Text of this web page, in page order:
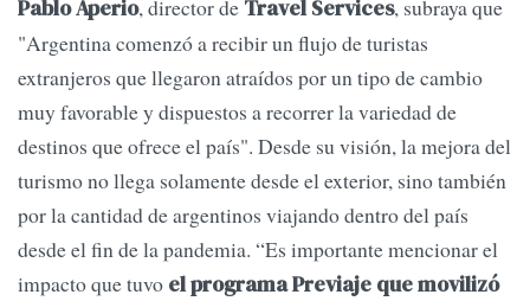
Pablo Aperio, director de Travel Services, subraya que
"Argentina comenzó a recibir un flujo de turistas
extranjeros que llegaron atraídos por un tipo de cambio
muy favorable y dispuestos a recorrer la variedad de
destinos que ofrece el país". Desde su visión, la mejora del
turismo no llega solamente desde el exterior, sino también
por la cantidad de argentinos viajando dentro del país
desde el fin de la pandemia. “Es importante mencionar el
impacto que tuvo el programa Previaje que movilizó